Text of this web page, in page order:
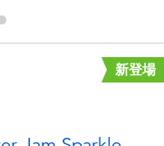
新登場